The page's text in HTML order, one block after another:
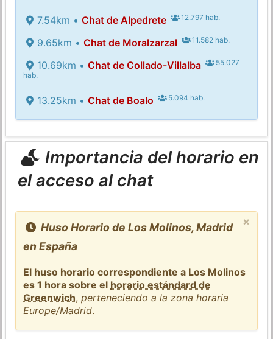
7.54km • Chat de Alpedrete 12.797 hab.
9.65km • Chat de Moralzarzal 11.582 hab.
10.69km • Chat de Collado-Villalba
55.027
hab.
13.25km • Chat de Boalo 5.094 hab.
Importancia del horario en
el acceso al chat
×
Huso Horario de Los Molinos, Madrid
en España
El huso horario correspondiente a Los Molinos
es 1 hora sobre el horario estándard de
Greenwich,perteneciendo a la zona horaria
Europe/Madrid.